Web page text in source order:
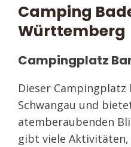
Camping
Württemberg
Campingplatz
Dieser
Schwangau und
atemberaubenden
gibt viele Aktivitäten,